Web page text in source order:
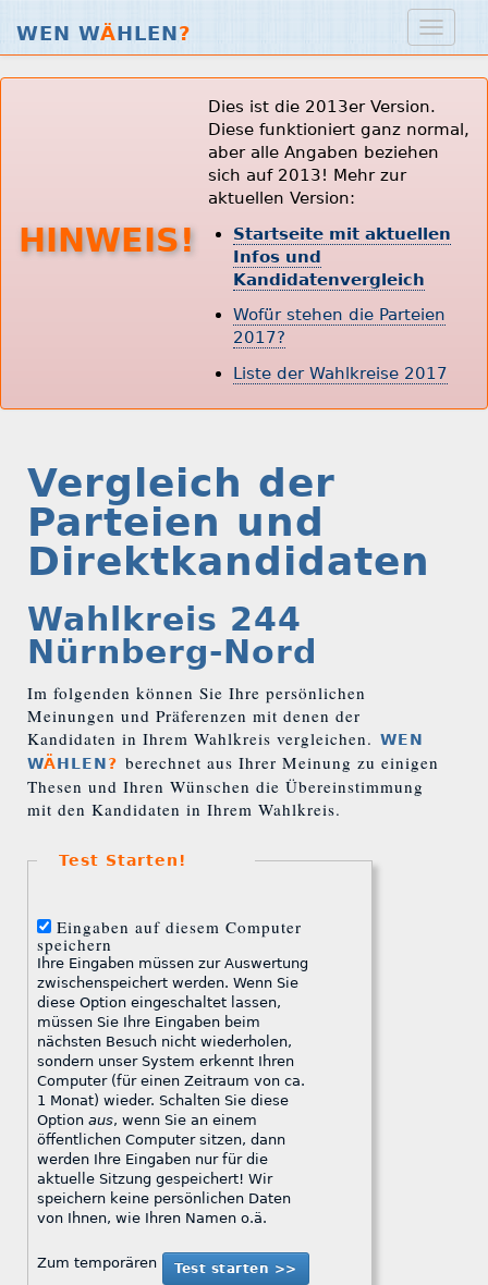
WEN WÄHLEN?
HINWEIS!
Dies ist die 2013er Version.
Diese funktioniert ganz normal,
aber alle Angaben beziehen
sich auf 2013! Mehr zur
aktuellen Version:
Startseite mit aktuellen
Infos und
Kandidatenvergleich
Wofür stehen die Parteien
2017?
Liste der Wahlkreise 2017
Vergleich der
Parteien und
Direktkandidaten
Wahlkreis 244
Nürnberg-Nord
Im folgenden können Sie Ihre persönlichen
Meinungen und Präferenzen mit denen der
Kandidaten in Ihrem Wahlkreis vergleichen. WEN
WÄHLEN? berechnet aus Ihrer Meinung zu einigen
Thesen und Ihren Wünschen die Übereinstimmung
mit den Kandidaten in Ihrem Wahlkreis.
Test Starten!
Eingaben auf diesem Computer
speichern
Ihre Eingaben müssen zur Auswertung
zwischenspeichert werden. Wenn Sie
diese Option eingeschaltet lassen,
müssen Sie Ihre Eingaben beim
nächsten Besuch nicht wiederholen,
sondern unser System erkennt Ihren
Computer (für einen Zeitraum von ca.
1 Monat) wieder. Schalten Sie diese
Option aus, wenn Sie an einem
öffentlichen Computer sitzen, dann
werden Ihre Eingaben nur für die
aktuelle Sitzung gespeichert! Wir
speichern keine persönlichen Daten
von Ihnen, wie Ihren Namen o.ä.
Zum temporären